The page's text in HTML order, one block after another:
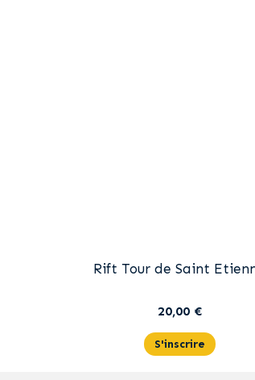
Rift Tour de Saint
20,00 €
S'inscrire